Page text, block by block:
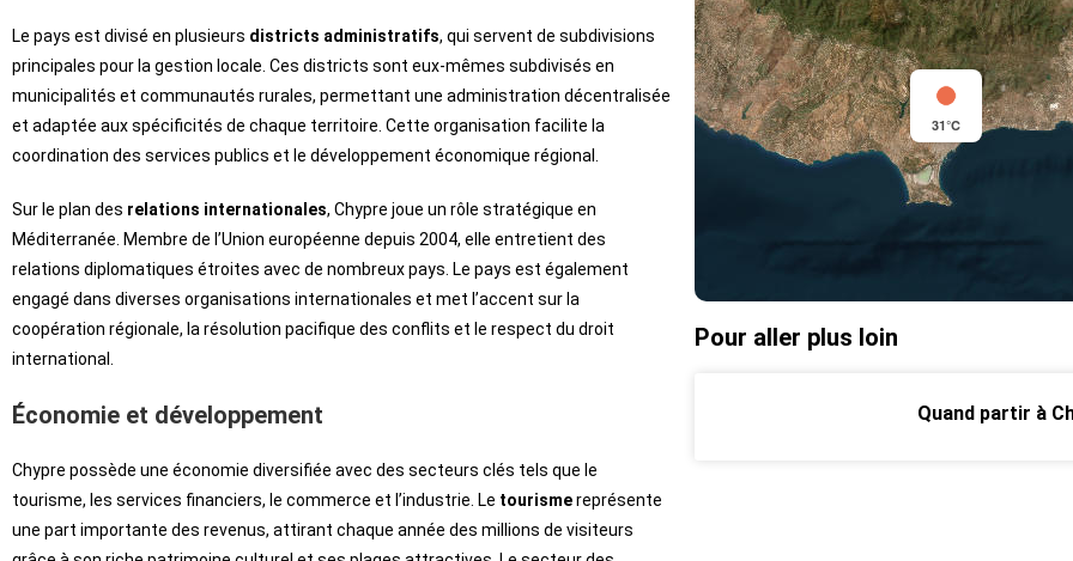
Le pays est divisé en plusieurs districts administratifs, qui servent de subdivisions
principales pour la gestion locale. Ces districts sont eux-mêmes subdivisés en
municipalités et communautés rurales, permettant une administration décentralisée
et adaptée aux spécificités de chaque territoire. Cette organisation facilite la
coordination des services publics et le développement économique régional.
Sur le plan des relations internationales, Chypre joue un rôle stratégique en
Méditerranée. Membre de l’Union européenne depuis 2004, elle entretient des
relations diplomatiques étroites avec de nombreux pays. Le pays est également
engagé dans diverses organisations internationales et met l’accent sur la
coopération régionale, la résolution pacifique des conflits et le respect du droit
international.
Économie et développement
Chypre possède une économie diversifiée avec des secteurs clés tels que le
tourisme, les services financiers, le commerce et l’industrie. Le tourismereprésente
une part importante des revenus, attirant chaque année des millions de visiteurs
31°C
Pour aller plus loin
Quand partir à